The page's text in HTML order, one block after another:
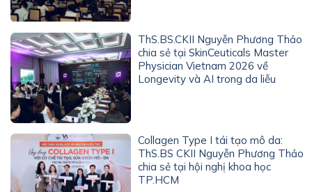
ThS.BS.CKII Nguyễn Phương Thảo
chia sẻ tại SkinCeuticals Master
Physician Vietnam 2026 về
Longevity và AI trong da liễu
Collagen Type I tái tạo mô da:
ThS.BS CKII Nguyễn Phương Thảo
chia sẻ tại hội nghị khoa học
TP.HCM